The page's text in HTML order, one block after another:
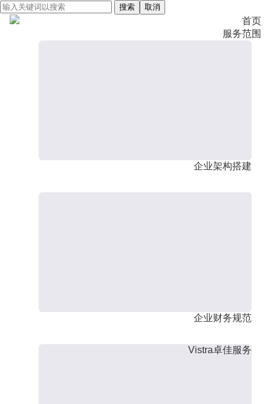
搜索 取消
首页
服务范围
企业架构搭建
企业财务规范
Vistra卓佳服务